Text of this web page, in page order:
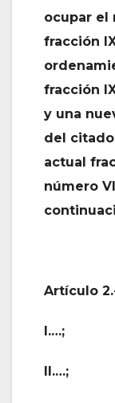
ocupar el
fracción
fracción
y una
del
actual
número
Artículo
I.…;
II.…;